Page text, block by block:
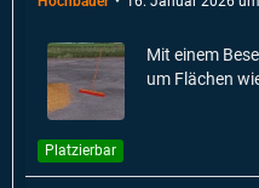
Mit einem
um Flächen
Platzierbar